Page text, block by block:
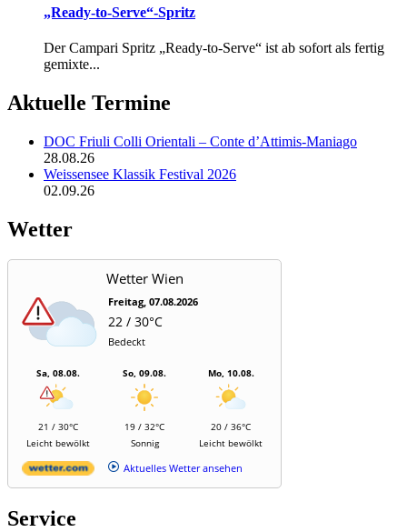
„Ready-to-Serve“-Spritz
Der Campari Spritz „Ready-to-Serve“ ist ab sofort als fertig
gemixte...
Aktuelle Termine
DOC Friuli Colli Orientali – Conte d’Attimis-Maniago
28.08.26
Weissensee Klassik Festival 2026
02.09.26
Wetter
Wetter Wien
Freitag, 07.08.2026
22 / 30°C
Bedeckt
Sa, 08.08.
21 / 30°C
Leicht bewölkt
So, 09.08.
19 / 32°C
Sonnig
Mo, 10.08.
20 / 36°C
Leicht bewölkt
Aktuelles Wetter ansehen
Service